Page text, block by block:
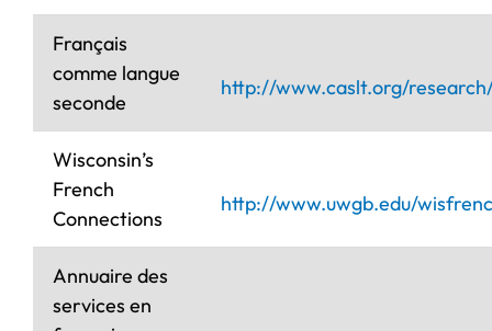
Français
comme langue
seconde
http://www.caslt.org/
Wisconsin’s
French
Connections
http://www.uwgb.edu/
Annuaire des
services en